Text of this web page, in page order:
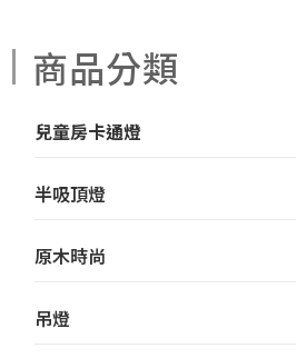
商品分類
兒童房卡通燈
半吸頂燈
原木時尚
吊燈